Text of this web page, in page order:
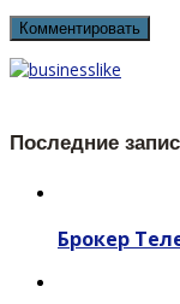
Последние
Брокер